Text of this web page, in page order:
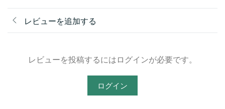
レビューを追加する
レビューを投稿するにはログインが必要です。
ログイン